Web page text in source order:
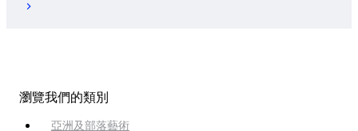
瀏覽我們的類別
亞洲及部落藝術